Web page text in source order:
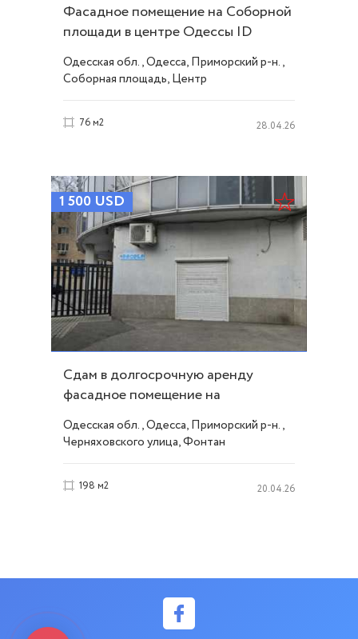
Фасадное помещение на Соборной
площади в центре Одессы ID
43827
Одесская обл., Одесса, Приморский р-н.,
Соборная площадь, Центр
76 м2 28.04.26
1 500 USD
Сдам в долгосрочную аренду
фасадное помещение на
Черняховского ID 50483
Одесская обл., Одесса, Приморский р-н.,
Черняховского улица, Фонтан
198 м2 20.04.26